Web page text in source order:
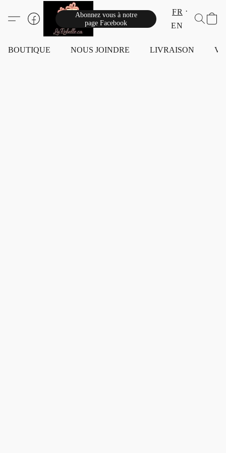
Abonnez vous à notre
page Facebook
FR
EN
BOUTIQUE NOUS JOINDRE LIVRAISON